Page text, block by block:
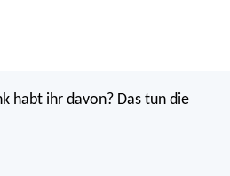
habt ihr davon? Das tun die